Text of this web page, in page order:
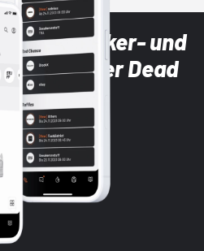
Sneaker- und
mit der Dead